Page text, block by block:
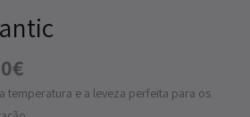
€
temperatura e a leveza perfeita para os